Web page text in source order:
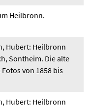
Heilbronn.
Hubert: Heilbronn
Sontheim. Die alte
von 1858 bis
Hubert: Heilbronn